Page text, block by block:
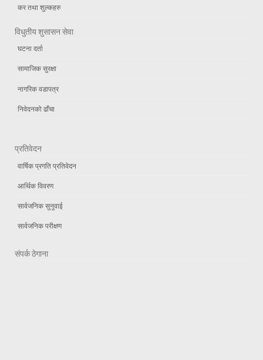
कर तथा शुल्कहरु
विधुतीय शुसासन सेवा
घटना दर्ता
सामाजिक सुरक्षा
नागरिक वडापत्र
निवेदनको ढाँचा
प्रतिवेदन
वार्षिक प्रगति प्रतिवेदन
आर्थिक विवरण
सार्वजनिक सुनुवाई
सार्वजनिक परीक्षण
संपर्क ठेगाना